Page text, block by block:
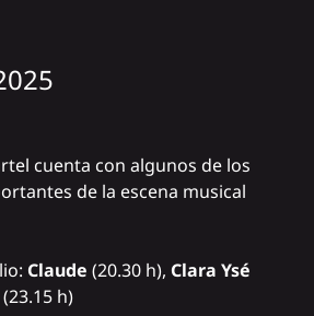
cuenta con algunos de los
de la escena musical
Claude (20.30 h), Clara Ysé
(23.15 h)